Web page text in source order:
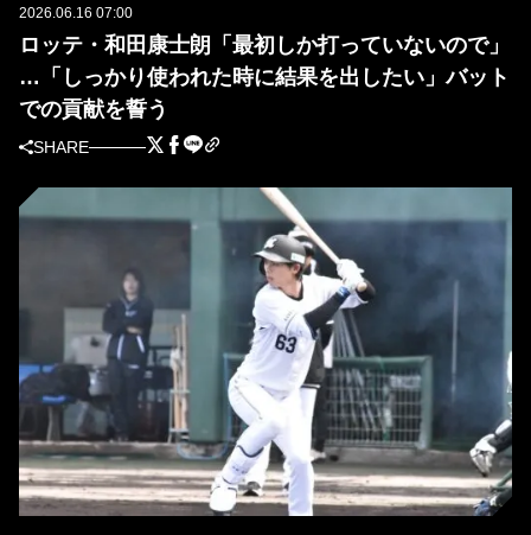
2026.06.16 07:00
ロッテ・和田康士朗「最初しか打っていないので」
…「しっかり使われた時に結果を出したい」バット
での貢献を誓う
SHARE